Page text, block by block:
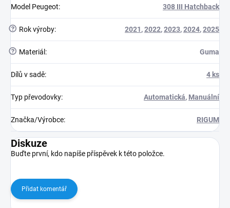
Model Peugeot: 308 III Hatchback
? Rok výroby: 2021,2022,2023,2024,2025
? Materiál : Guma
Dílů v sadě: 4 ks
Typ převodovky: Automatická, Manuální
Značka/Výrobce: RIGUM
Diskuze
Buďte první, kdo napíše příspěvek k této položce.
Přidat komentář